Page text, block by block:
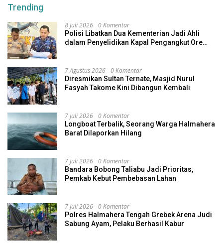
Trending
8 Juli 2026 0 Komentar
Polisi Libatkan Dua Kementerian Jadi Ahli
dalam Penyelidikan Kapal Pengangkut Ore
7 Agustus 2026 0 Komentar
Diresmikan Sultan Ternate, Masjid Nurul
Fasyah Takome Kini Dibangun Kembali
7 Juli 2026 0 Komentar
Longboat Terbalik, Seorang Warga Halmahera
Barat Dilaporkan Hilang
7 Juli 2026 0 Komentar
Bandara Bobong Taliabu Jadi Prioritas,
Pemkab Kebut Pembebasan Lahan
7 Juli 2026 0 Komentar
Polres Halmahera Tengah Grebek Arena Judi
Sabung Ayam, Pelaku Berhasil Kabur